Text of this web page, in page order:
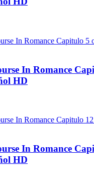
In Romance
HD
In Romance
HD